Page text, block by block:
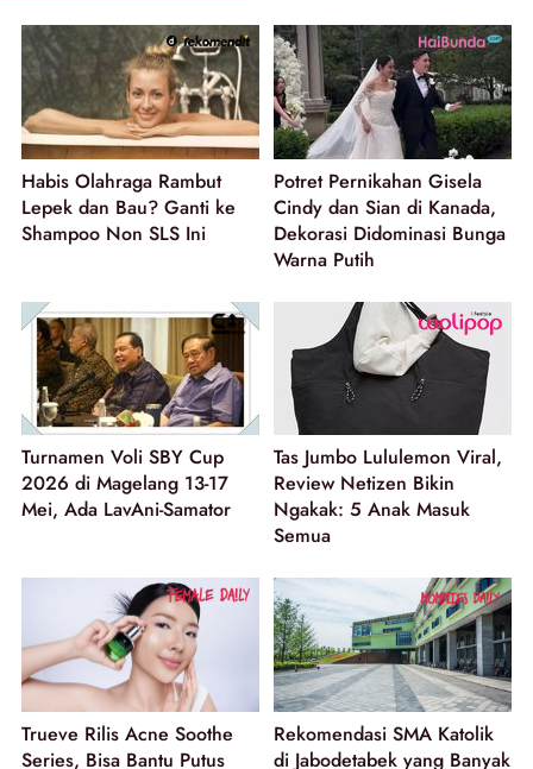
Habis Olahraga Rambut
Lepek dan Bau? Ganti ke
Shampoo Non SLS Ini
Potret Pernikahan Gisela
Cindy dan Sian di Kanada,
Dekorasi Didominasi Bunga
Warna Putih
Turnamen Voli SBY Cup
2026 di Magelang 13-17
Mei, Ada LavAni-Samator
Tas Jumbo Lululemon Viral,
Review Netizen Bikin
Ngakak: 5 Anak Masuk
Semua
Trueve Rilis Acne Soothe
Series, Bisa Bantu Putus
Rekomendasi SMA Katolik
di Jabodetabek yang Banyak